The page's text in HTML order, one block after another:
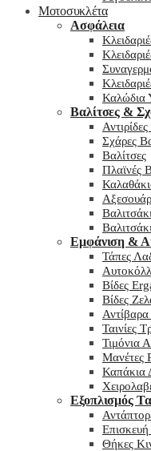
Μοτοσυκλέτα
Ασφάλεια
Καλώδια
Βαλίτσες &
Σχάρες
Βαλίτσες
Πλαϊνές
Εμφάνιση &
Τάπες
Βίδες
Βίδες
Αντίβαρα
Ταινίες
Τιμόνια
Μανέτες
Καπάκια
Εξοπλισμός
Θήκες